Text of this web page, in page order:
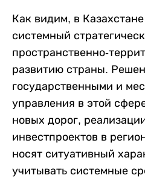
Как видим, в
системный
пространственно-
развитию страны.
государственными и
управления в этой
новых дорог,
инвестпроектов в
носят ситуативный
учитывать системные